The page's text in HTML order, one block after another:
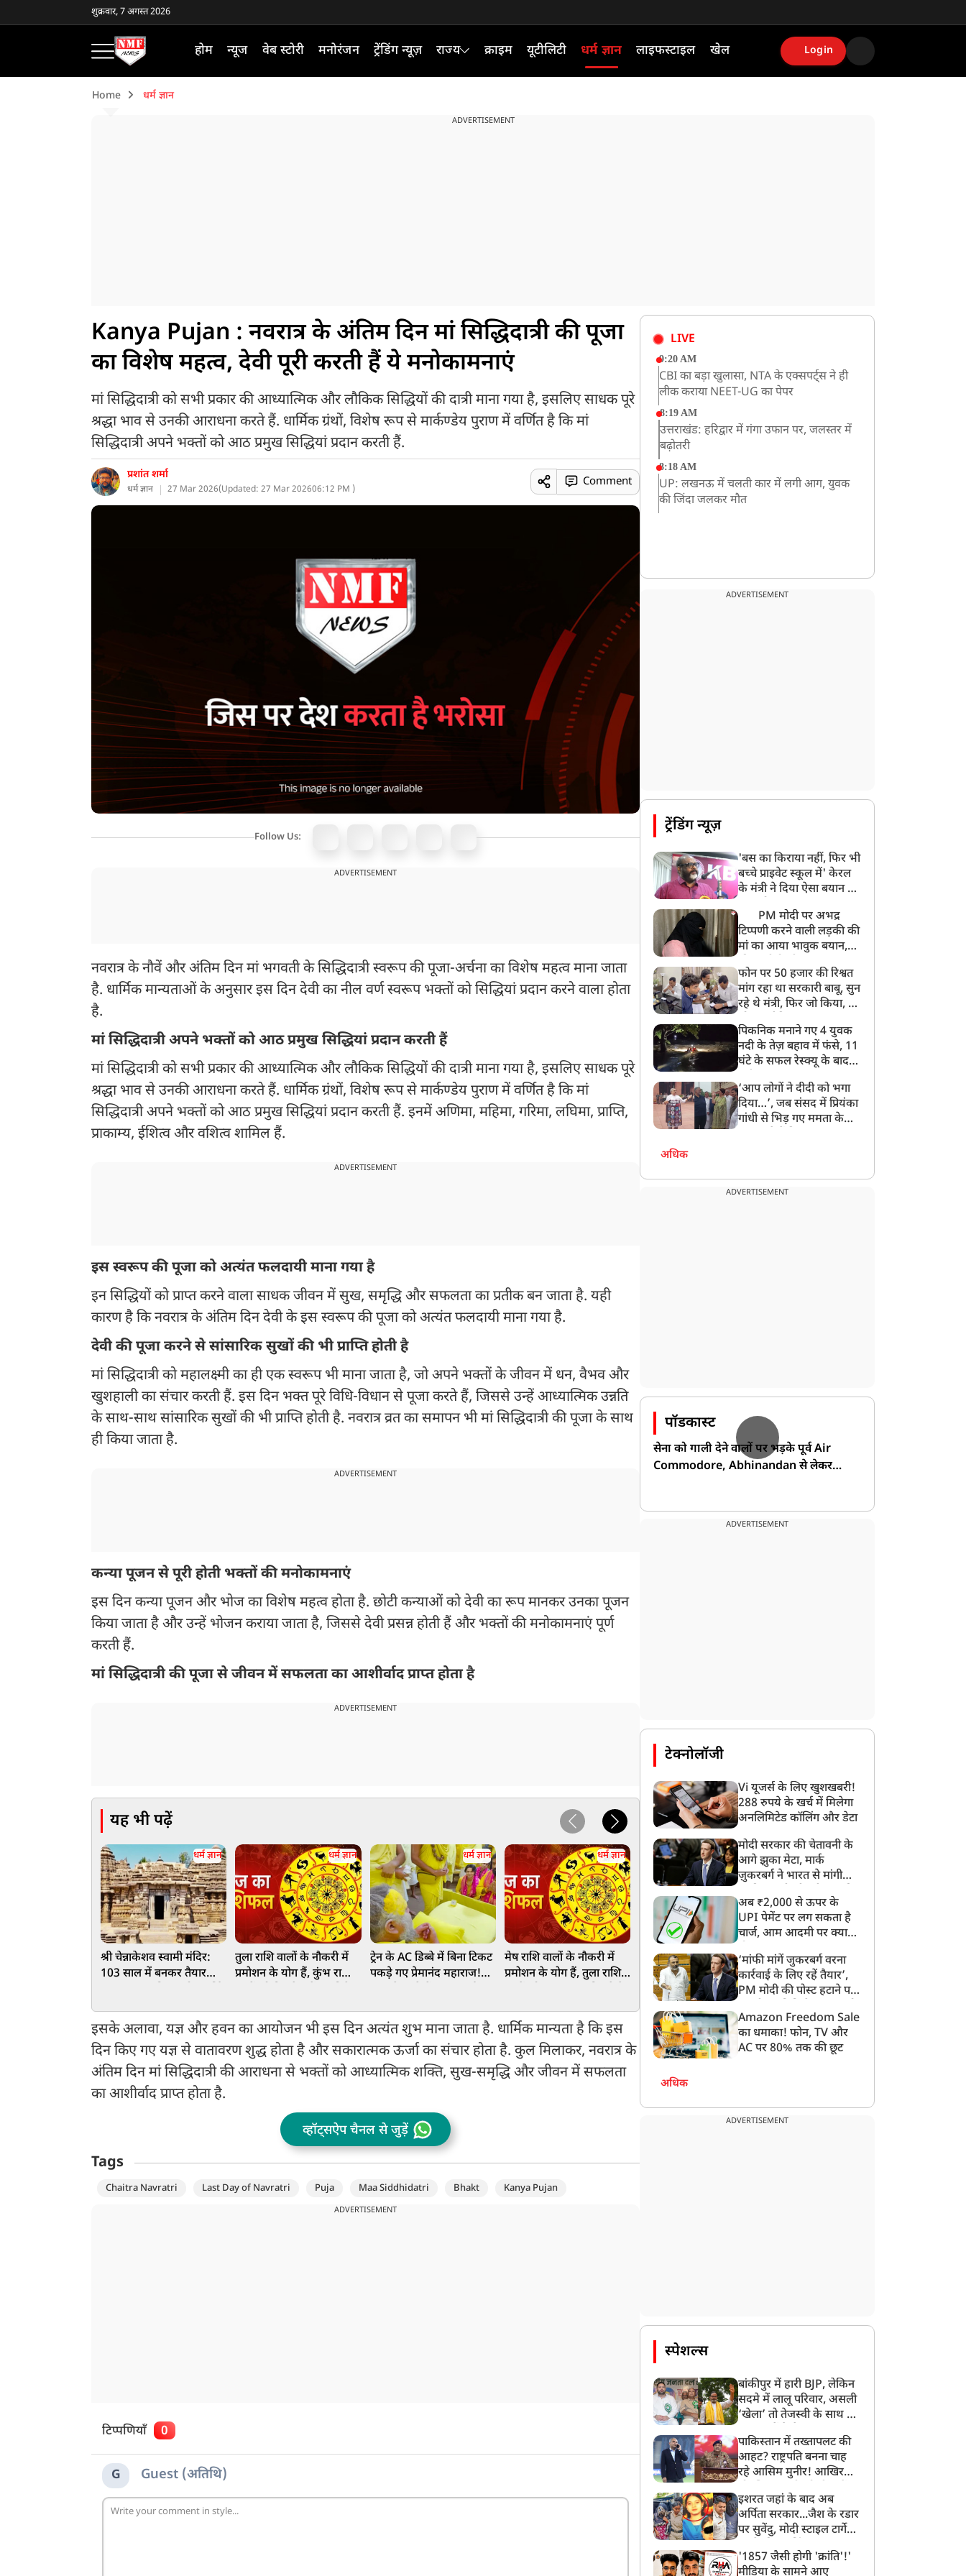
शुक्रवार, 7 अगस्त 2026
होम न्यूज वेब स्टोरी मनोरंजन ट्रेंडिंग न्यूज़ राज्य क्राइम यूटीलिटी धर्म ज्ञान लाइफस्टाइल खेल Login
Home धर्म ज्ञान
ADVERTISEMENT
Kanya Pujan : नवरात्र के अंतिम दिन मां सिद्धिदात्री की पूजा
का विशेष महत्व, देवी पूरी करती हैं ये मनोकामनाएं
मां सिद्धिदात्री को सभी प्रकार की आध्यात्मिक और लौकिक सिद्धियों की दात्री माना गया है, इसलिए साधक पूरे
श्रद्धा भाव से उनकी आराधना करते हैं. धार्मिक ग्रंथों, विशेष रूप से मार्कण्डेय पुराण में वर्णित है कि मां
सिद्धिदात्री अपने भक्तों को आठ प्रमुख सिद्धियां प्रदान करती हैं.
प्रशांत शर्मा
धर्म ज्ञान 27 Mar 2026(Updated: 27 Mar 202606:12 PM )
Comment
Follow Us:
ADVERTISEMENT
नवरात्र के नौवें और अंतिम दिन मां भगवती के सिद्धिदात्री स्वरूप की पूजा-अर्चना का विशेष महत्व माना जाता
है. धार्मिक मान्यताओं के अनुसार इस दिन देवी का नील वर्ण स्वरूप भक्तों को सिद्धियां प्रदान करने वाला होता
है.
मां सिद्धिदात्री अपने भक्तों को आठ प्रमुख सिद्धियां प्रदान करती हैं
मां सिद्धिदात्री को सभी प्रकार की आध्यात्मिक और लौकिक सिद्धियों की दात्री माना गया है, इसलिए साधक पूरे
श्रद्धा भाव से उनकी आराधना करते हैं. धार्मिक ग्रंथों, विशेष रूप से मार्कण्डेय पुराण में वर्णित है कि मां
सिद्धिदात्री अपने भक्तों को आठ प्रमुख सिद्धियां प्रदान करती हैं. इनमें अणिमा, महिमा, गरिमा, लघिमा, प्राप्ति,
प्राकाम्य, ईशित्व और वशित्व शामिल हैं.
ADVERTISEMENT
इस स्वरूप की पूजा को अत्यंत फलदायी माना गया है
इन सिद्धियों को प्राप्त करने वाला साधक जीवन में सुख, समृद्धि और सफलता का प्रतीक बन जाता है. यही
कारण है कि नवरात्र के अंतिम दिन देवी के इस स्वरूप की पूजा को अत्यंत फलदायी माना गया है.
देवी की पूजा करने से सांसारिक सुखों की भी प्राप्ति होती है
मां सिद्धिदात्री को महालक्ष्मी का ही एक स्वरूप भी माना जाता है, जो अपने भक्तों के जीवन में धन, वैभव और
खुशहाली का संचार करती हैं. इस दिन भक्त पूरे विधि-विधान से पूजा करते हैं, जिससे उन्हें आध्यात्मिक उन्नति
के साथ-साथ सांसारिक सुखों की भी प्राप्ति होती है. नवरात्र व्रत का समापन भी मां सिद्धिदात्री की पूजा के साथ
ही किया जाता है.
ADVERTISEMENT
कन्या पूजन से पूरी होती भक्तों की मनोकामनाएं
इस दिन कन्या पूजन और भोज का विशेष महत्व होता है. छोटी कन्याओं को देवी का रूप मानकर उनका पूजन
किया जाता है और उन्हें भोजन कराया जाता है, जिससे देवी प्रसन्न होती हैं और भक्तों की मनोकामनाएं पूर्ण
करती हैं.
मां सिद्धिदात्री की पूजा से जीवन में सफलता का आशीर्वाद प्राप्त होता है
ADVERTISEMENT
यह भी पढ़ें
धर्म ज्ञान
श्री चेन्नाकेशव स्वामी मंदिर:
103 साल में बनकर तैयार
धर्म ज्ञान
तुला राशि वालों के नौकरी में
प्रमोशन के योग हैं, कुंभ राशि
आपका दिन कैसा रहेगा
धर्म ज्ञान
ट्रेन के AC डिब्बे में बिना टिकट
पकड़े गए प्रेमानंद महाराज!
धर्म ज्ञान
मेष राशि वालों के नौकरी में
प्रमोशन के योग हैं, तुला राशि
कैसा रहेगा
धर्म ज्ञान
30 जुलाई का पंचांग: श्रावण
मास पर भगवान शिव की पूजा
करने से लाभ, दोपहर 12:07
से 12:59 बजे तक अभिजित
मुहूर्त
यूपी के मंदिरों में भक्ति का
अनूठा दृश्य: योगी सरकार की
चाक-चौबंद व्यवस्था के बीच
'बम-बम भोले'
इसके अलावा, यज्ञ और हवन का आयोजन भी इस दिन अत्यंत शुभ माना जाता है. धार्मिक मान्यता है कि इस
दिन किए गए यज्ञ से वातावरण शुद्ध होता है और सकारात्मक ऊर्जा का संचार होता है. कुल मिलाकर, नवरात्र के
अंतिम दिन मां सिद्धिदात्री की आराधना से भक्तों को आध्यात्मिक शक्ति, सुख-समृद्धि और जीवन में सफलता
का आशीर्वाद प्राप्त होता है.
व्हॉट्सऐप चैनल से जुड़ें
Tags
Chaitra Navratri Last Day of Navratri Puja Maa Siddhidatri Bhakt Kanya Pujan
ADVERTISEMENT
टिप्पणियाँ 0
G Guest (अतिथि)
LIVE
9:20 AM
CBI का बड़ा खुलासा, NTA के एक्सपर्ट्स ने ही
लीक कराया NEET-UG का पेपर
8:19 AM
उत्तराखंड: हरिद्वार में गंगा उफान पर, जलस्तर में
बढ़ोतरी
8:18 AM
UP: लखनऊ में चलती कार में लगी आग, युवक
की जिंदा जलकर मौत
ADVERTISEMENT
ट्रेंडिंग न्यूज़
'बस का किराया नहीं, फिर भी
बच्चे प्राइवेट स्कूल में' केरल
के मंत्री ने दिया ऐसा बयान की
PM मोदी पर अभद्र
टिप्पणी करने वाली लड़की की
मां का आया भावुक बयान,
बेटी को गोद लें प्रधानमंत्री
फोन पर 50 हजार की रिश्वत
मांग रहा था सरकारी बाबू, सुन
रहे थे मंत्री, फिर जो किया, वो
पिकनिक मनाने गए 4 युवक
नदी के तेज़ बहाव में फंसे, 11
घंटे के सफल रेस्क्यू के बाद
‘आप लोगों ने दीदी को भगा
दिया…’, जब संसद में प्रियंका
गांधी से भिड़ गए ममता के
अधिक
ADVERTISEMENT
पॉडकास्ट
सेना को गाली देने वालों पर भड़के पूर्व Air
Commodore, Abhinandan से लेकर
ADVERTISEMENT
टेक्नोलॉजी
Vi यूजर्स के लिए खुशखबरी!
288 रुपये के खर्च में मिलेगा
अनलिमिटेड कॉलिंग और डेटा
मोदी सरकार की चेतावनी के
आगे झुका मेटा, मार्क
ज़ुकरबर्ग ने भारत से मांगी
अब ₹2,000 से ऊपर के
UPI पेमेंट पर लग सकता है
चार्ज, आम आदमी पर क्या
‘मांफी मांगें जुकरबर्ग वरना
कार्रवाई के लिए रहें तैयार’,
PM मोदी की पोस्ट हटाने पर
लगाई फटकार
Amazon Freedom Sale
का धमाका! फोन, TV और
AC पर 80% तक की छूट
अधिक
ADVERTISEMENT
स्पेशल्स
बांकीपुर में हारी BJP, लेकिन
सदमे में लालू परिवार, असली
‘खेला’ तो तेजस्वी के साथ हो
पाकिस्तान में तख्तापलट की
आहट? राष्ट्रपति बनना चाह
रहे आसिम मुनीर! आखिर
बनाया मोहरा?
इशरत जहां के बाद अब
अर्पिता सरकार...जैश के रडार
पर सुवेंदु, मोदी स्टाइल टार्गेट
बड़ा एक्शन!
'1857 जैसी होगी 'क्रांति'!'
मीडिया के सामने आए